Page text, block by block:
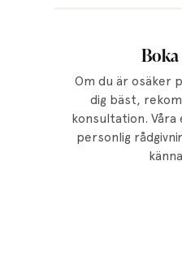
Om du är osäker
dig bäst,
konsultation.
personlig